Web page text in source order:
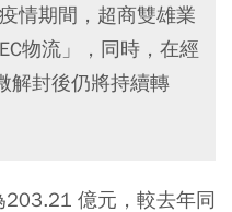
情期間，超商雙雄業
物流」，同時，在經
解封後仍將持續轉
億元，較去年同